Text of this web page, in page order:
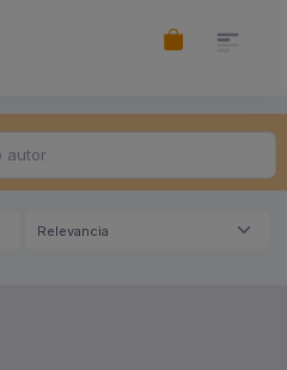
Relevancia